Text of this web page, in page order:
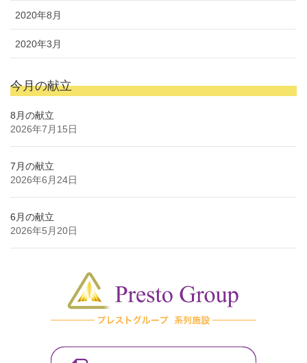
2020年8月
2020年3月
今月の献立
8月の献立
2026年7月15日
7月の献立
2026年6月24日
6月の献立
2026年5月20日